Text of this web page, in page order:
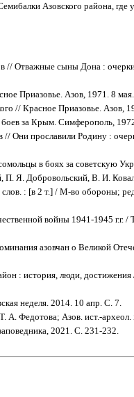
Азовского района, где
// Отважные сыны Дона :
Приазовье. Азов, 1971. 8 мая.
// Красное Приазовье. Азов,
за Крым. Симферополь,
// Они прославили Родину :
в боях за советскую
П. Я. Добровольский, В. И.
слов. : [в 2 т.] / М-во обороны;
войны 1941-1945 г.г.
азовчан о Великой
: история, люди,
неделя. 2014. 10 апр. С. 7.
Федотова; Азов. ист.-археол.
2021. С. 231-232.